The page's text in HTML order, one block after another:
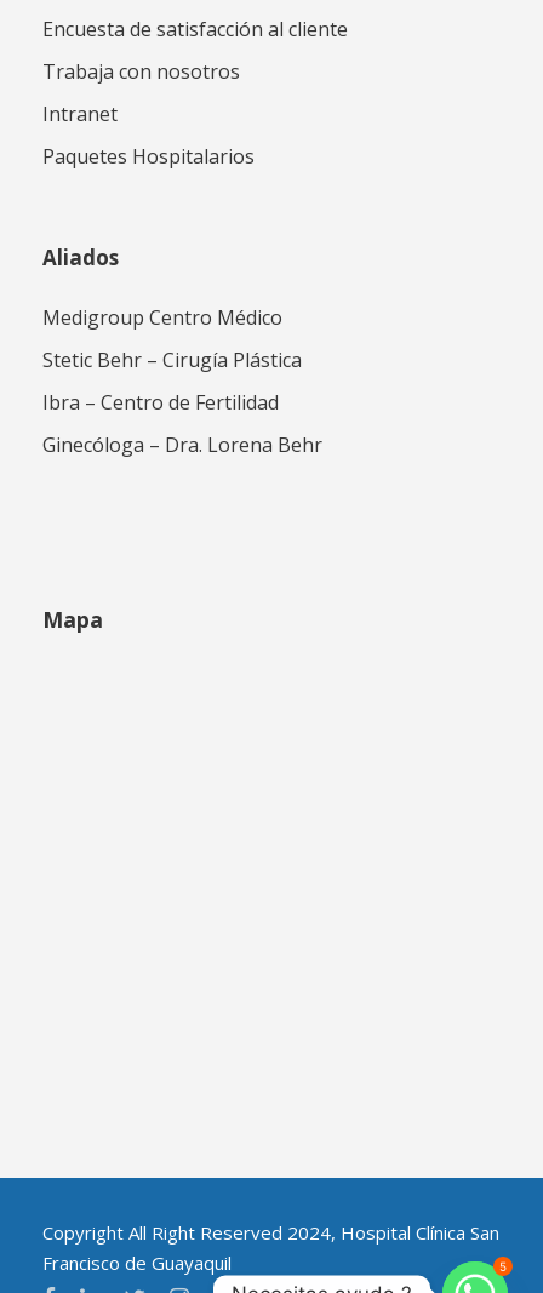
Encuesta de satisfacción al cliente
Trabaja con nosotros
Intranet
Paquetes Hospitalarios
Aliados
Medigroup Centro Médico
Stetic Behr – Cirugía Plástica
Ibra – Centro de Fertilidad
Ginecóloga – Dra. Lorena Behr
Mapa
Copyright All Right Reserved 2024, Hospital Clínica San
Francisco de Guayaquil
5